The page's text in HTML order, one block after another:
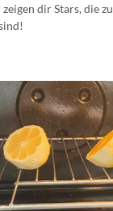
dir Stars, die